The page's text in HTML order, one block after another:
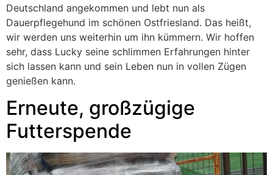
Deutschland angekommen und lebt nun als
Dauerpflegehund im schönen Ostfriesland. Das heißt,
wir werden uns weiterhin um ihn kümmern. Wir hoffen
sehr, dass Lucky seine schlimmen Erfahrungen hinter
sich lassen kann und sein Leben nun in vollen Zügen
genießen kann.
Erneute, großzügige
Futterspende